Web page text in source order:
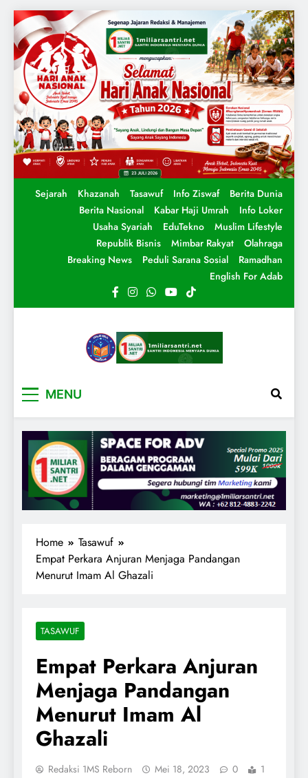
Sejarah Khazanah Tasawuf Info Ziswaf
Berita Dunia
Berita Nasional
Kabar Haji Umrah
Info Loker
Usaha Syariah
EduTekno
Muslim Lifestyle
Republik Bisnis
Mimbar Rakyat
Olahraga
Breaking News
Peduli Sarana Sosial
Ramadhan
English For Adab
MENU
Home
Tasawuf
Empat Perkara Anjuran Menjaga Pandangan
Menurut Imam Al Ghazali
TASAWUF
Empat Perkara Anjuran
Menjaga Pandangan
Menurut Imam Al
Ghazali
Redaksi 1MS Reborn Mei 18, 2023 0
1